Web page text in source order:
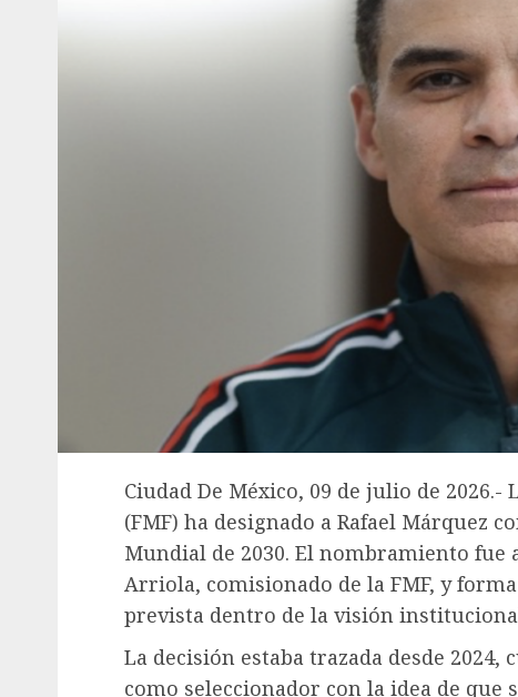
Ciudad De México, 09 de julio de
(FMF) ha designado a Rafael Márquez
Mundial de 2030. El nombramiento
Arriola, comisionado de la FMF, y
prevista dentro de la visión
La decisión estaba trazada desde
como seleccionador con la idea de que